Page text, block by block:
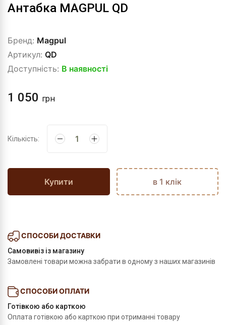
Антабка MAGPUL QD
Бренд: Magpul
Артикул: QD
Доступність: В наявності
1 050 грн
Кількість:
Купити в 1 клік
СПОСОБИ ДОСТАВКИ
Самовивіз із магазину
Замовлені товари можна забрати в одному з наших магазинів
СПОСОБИ ОПЛАТИ
Готівкою або карткою
Оплата готівкою або карткою при отриманні товару